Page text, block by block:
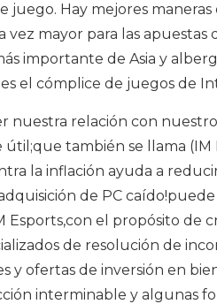
juego. Hay mejores
vez mayor para las
importante de Asia y
el cómplice de juegos de
nuestra relación con
también se llama (IM
la inflación ayuda a
de PC
Esports,con el propósito de
de resolución de
y ofertas de inversión en
interminable y algunas